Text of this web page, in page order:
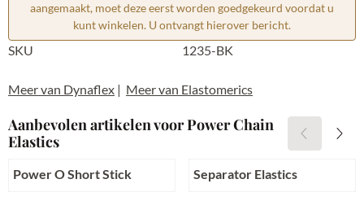
aangemaakt, moet deze eerst worden goedgekeurd voordat u
kunt winkelen. U ontvangt hierover bericht.
SKU 1235-BK
Meer van Dynaflex | Meer van Elastomerics
Aanbevolen artikelen voorPower Chain
Elastics
Power O Short Stick
Separator Elastics